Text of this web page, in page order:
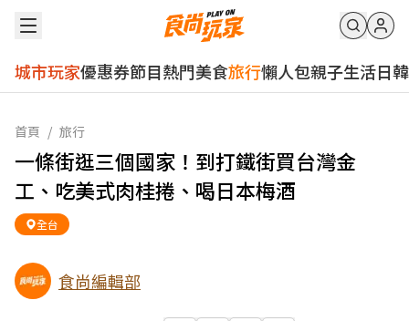
城市玩家優惠券節目熱門美食旅行懶人包親子生活日韓
首頁 / 旅行
一條街逛三個國家！到打鐵街買台灣金
工、吃美式肉桂捲、喝日本梅酒
全台
食尚編輯部